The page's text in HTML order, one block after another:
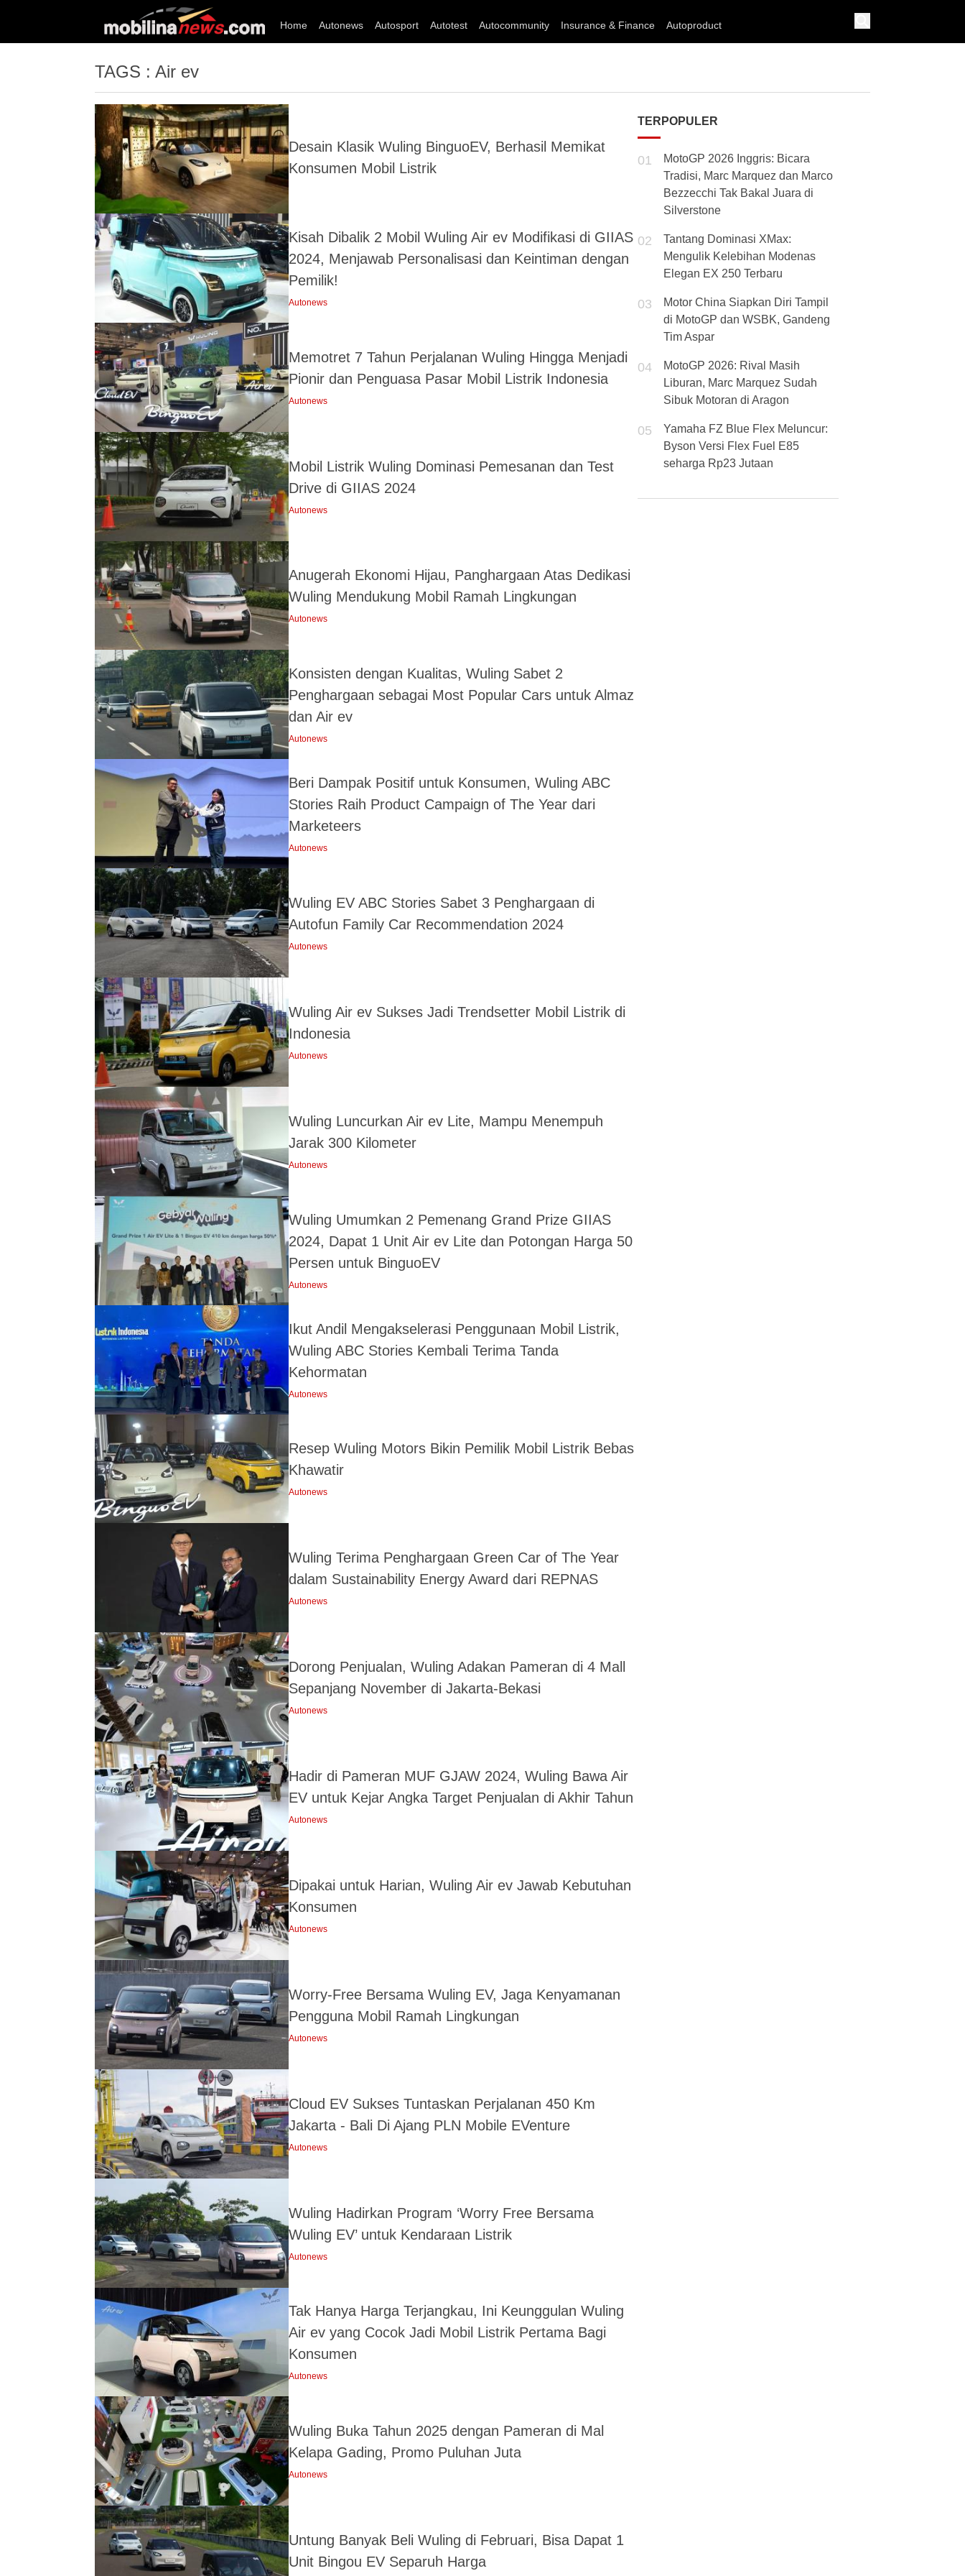
Home Autonews Autosport Autotest Autocommunity Insurance & Finance Autoproduct
TAGS : Air ev
Desain Klasik Wuling BinguoEV, Berhasil Memikat
Konsumen Mobil Listrik
Kisah Dibalik 2 Mobil Wuling Air ev Modifikasi di GIIAS
2024, Menjawab Personalisasi dan Keintiman dengan
Pemilik!
Autonews
Memotret 7 Tahun Perjalanan Wuling Hingga Menjadi
Pionir dan Penguasa Pasar Mobil Listrik Indonesia
Autonews
Mobil Listrik Wuling Dominasi Pemesanan dan Test
Drive di GIIAS 2024
Autonews
Anugerah Ekonomi Hijau, Panghargaan Atas Dedikasi
Wuling Mendukung Mobil Ramah Lingkungan
Autonews
Konsisten dengan Kualitas, Wuling Sabet 2
Penghargaan sebagai Most Popular Cars untuk Almaz
dan Air ev
Autonews
Beri Dampak Positif untuk Konsumen, Wuling ABC
Stories Raih Product Campaign of The Year dari
Marketeers
Autonews
Wuling EV ABC Stories Sabet 3 Penghargaan di
Autofun Family Car Recommendation 2024
Autonews
Wuling Air ev Sukses Jadi Trendsetter Mobil Listrik di
Indonesia
Autonews
Wuling Luncurkan Air ev Lite, Mampu Menempuh
Jarak 300 Kilometer
Autonews
Wuling Umumkan 2 Pemenang Grand Prize GIIAS
2024, Dapat 1 Unit Air ev Lite dan Potongan Harga 50
Persen untuk BinguoEV
Autonews
Ikut Andil Mengakselerasi Penggunaan Mobil Listrik,
Wuling ABC Stories Kembali Terima Tanda
Kehormatan
Autonews
Resep Wuling Motors Bikin Pemilik Mobil Listrik Bebas
Khawatir
Autonews
Wuling Terima Penghargaan Green Car of The Year
dalam Sustainability Energy Award dari REPNAS
Autonews
Dorong Penjualan, Wuling Adakan Pameran di 4 Mall
Sepanjang November di Jakarta-Bekasi
Autonews
Hadir di Pameran MUF GJAW 2024, Wuling Bawa Air
EV untuk Kejar Angka Target Penjualan di Akhir Tahun
Autonews
Dipakai untuk Harian, Wuling Air ev Jawab Kebutuhan
Konsumen
Autonews
Worry-Free Bersama Wuling EV, Jaga Kenyamanan
Pengguna Mobil Ramah Lingkungan
Autonews
Cloud EV Sukses Tuntaskan Perjalanan 450 Km
Jakarta - Bali Di Ajang PLN Mobile EVenture
Autonews
Wuling Hadirkan Program ‘Worry Free Bersama
Wuling EV’ untuk Kendaraan Listrik
Autonews
Tak Hanya Harga Terjangkau, Ini Keunggulan Wuling
Air ev yang Cocok Jadi Mobil Listrik Pertama Bagi
Konsumen
Autonews
Wuling Buka Tahun 2025 dengan Pameran di Mal
Kelapa Gading, Promo Puluhan Juta
Autonews
Untung Banyak Beli Wuling di Februari, Bisa Dapat 1
Unit Bingou EV Separuh Harga
TERPOPULER
01
MotoGP 2026 Inggris: Bicara
Tradisi, Marc Marquez dan Marco
Bezzecchi Tak Bakal Juara di
Silverstone
02
Tantang Dominasi XMax:
Mengulik Kelebihan Modenas
Elegan EX 250 Terbaru
03
Motor China Siapkan Diri Tampil
di MotoGP dan WSBK, Gandeng
Tim Aspar
04
MotoGP 2026: Rival Masih
Liburan, Marc Marquez Sudah
Sibuk Motoran di Aragon
05
Yamaha FZ Blue Flex Meluncur:
Byson Versi Flex Fuel E85
seharga Rp23 Jutaan